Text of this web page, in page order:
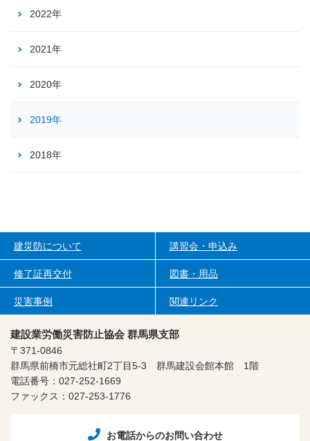
2022年
2021年
2020年
2019年
2018年
建災防について 講習会・申込み
修了証再交付 図書・用品
災害事例 関連リンク
建設業労働災害防止協会 群馬県支部
〒371-0846
群馬県前橋市元総社町2丁目5-3 群馬建設会館本館 1階
電話番号：027-252-1669
ファックス：027-253-1776
お電話からのお問い合わせ